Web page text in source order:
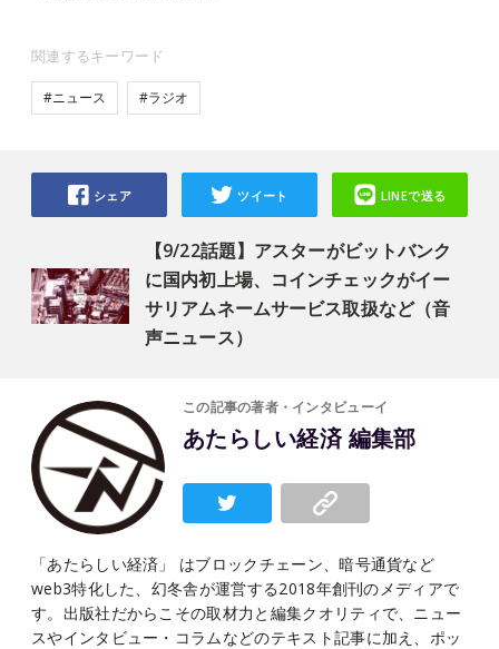
関連するキーワード
#ニュース #ラジオ
【9/22話題】アスターがビットバンク
に国内初上場、コインチェックがイー
サリアムネームサービス取扱など（音
声ニュース）
シェア ツイート LINEで送る
この記事の著者・インタビューイ
あたらしい経済 編集部
「あたらしい経済」 はブロックチェーン、暗号通貨など
web3特化した、幻冬舎が運営する2018年創刊のメディアで
す。出版社だからこその取材力と編集クオリティで、ニュー
スやインタビュー・コラムなどのテキスト記事に加え、ポッ